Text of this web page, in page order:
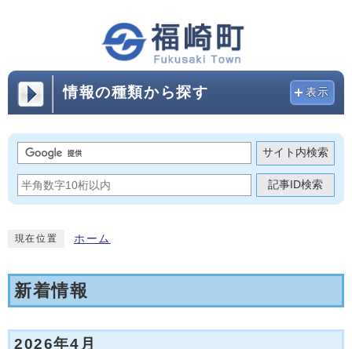
情報の種類から探す 表示
サイト内検索
記事ID検索
現在位置 ホーム
新着情報
2026年4月